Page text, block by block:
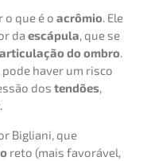
que é o acrômio. Ele
da escápula, que se
articulação do ombro.
haver um risco
dos tendões,
.
Bigliani, que
reto (mais favorável,